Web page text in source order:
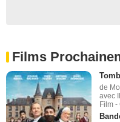
Films
de
avec
Film